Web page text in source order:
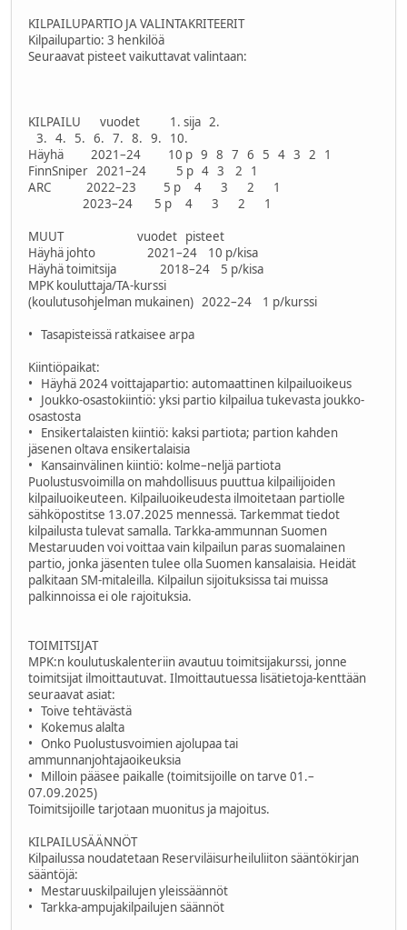
KILPAILUPARTIO JA VALINTAKRITEERIT
Kilpailupartio: 3 henkilöä
Seuraavat pisteet vaikuttavat valintaan:
KILPAILU vuodet 1. sija 2.
3. 4. 5. 6. 7. 8. 9. 10.
Häyhä 2021–24 10 p 9 8 7 6 5 4 3 2 1
FinnSniper 2021–24 5 p 4 3 2 1
ARC 2022–23 5 p 4 3 2 1
2023–24 5 p 4 3 2 1
MUUT vuodet pisteet
Häyhä johto 2021–24 10 p/kisa
Häyhä toimitsija 2018–24 5 p/kisa
MPK kouluttaja/TA-kurssi
(koulutusohjelman mukainen) 2022–24 1 p/kurssi
• Tasapisteissä ratkaisee arpa
Kiintiöpaikat:
• Häyhä 2024 voittajapartio: automaattinen kilpailuoikeus
• Joukko-osastokiintiö: yksi partio kilpailua tukevasta joukko-
osastosta
• Ensikertalaisten kiintiö: kaksi partiota; partion kahden
jäsenen oltava ensikertalaisia
• Kansainvälinen kiintiö: kolme–neljä partiota
Puolustusvoimilla on mahdollisuus puuttua kilpailijoiden
kilpailuoikeuteen. Kilpailuoikeudesta ilmoitetaan partiolle
sähköpostitse 13.07.2025 mennessä. Tarkemmat tiedot
kilpailusta tulevat samalla. Tarkka-ammunnan Suomen
Mestaruuden voi voittaa vain kilpailun paras suomalainen
partio, jonka jäsenten tulee olla Suomen kansalaisia. Heidät
palkitaan SM-mitaleilla. Kilpailun sijoituksissa tai muissa
palkinnoissa ei ole rajoituksia.
TOIMITSIJAT
MPK:n koulutuskalenteriin avautuu toimitsijakurssi, jonne
toimitsijat ilmoittautuvat. Ilmoittautuessa lisätietoja-kenttään
seuraavat asiat:
• Toive tehtävästä
• Kokemus alalta
• Onko Puolustusvoimien ajolupaa tai
ammunnanjohtajaoikeuksia
• Milloin pääsee paikalle (toimitsijoille on tarve 01.–
07.09.2025)
Toimitsijoille tarjotaan muonitus ja majoitus.
KILPAILUSÄÄNNÖT
Kilpailussa noudatetaan Reserviläisurheiluliiton sääntökirjan
sääntöjä:
• Mestaruuskilpailujen yleissäännöt
• Tarkka-ampujakilpailujen säännöt